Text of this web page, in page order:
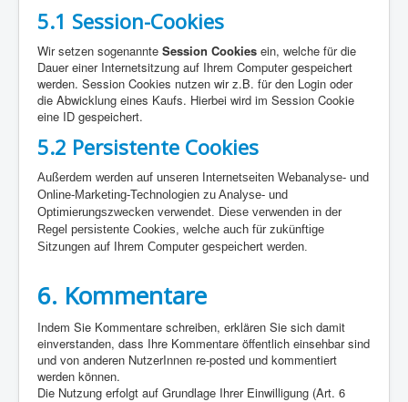
5.1 Session-Cookies
Wir setzen sogenannte Session Cookies ein, welche für die
Dauer einer Internetsitzung auf Ihrem Computer gespeichert
werden. Session Cookies nutzen wir z.B. für den Login oder
die Abwicklung eines Kaufs. Hierbei wird im Session Cookie
eine ID gespeichert.
5.2 Persistente Cookies
Außerdem werden auf unseren Internetseiten Webanalyse- und
Online-Marketing-Technologien zu Analyse- und
Optimierungszwecken verwendet. Diese verwenden in der
Regel persistente Cookies, welche auch für zukünftige
Sitzungen auf Ihrem Computer gespeichert werden.
6. Kommentare
Indem Sie Kommentare schreiben, erklären Sie sich damit
einverstanden, dass Ihre Kommentare öffentlich einsehbar sind
und von anderen NutzerInnen re-posted und kommentiert
werden können.
Die Nutzung erfolgt auf Grundlage Ihrer Einwilligung (Art. 6